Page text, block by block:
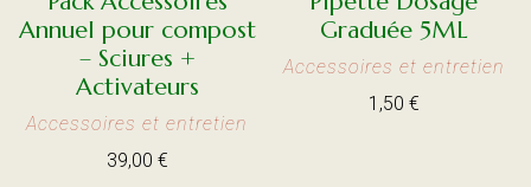
Annuel pour compost
– Sciures +
Activateurs
Accessoires et entretien
39,00 €
Graduée 5ML
Accessoires et entretien
1,50 €